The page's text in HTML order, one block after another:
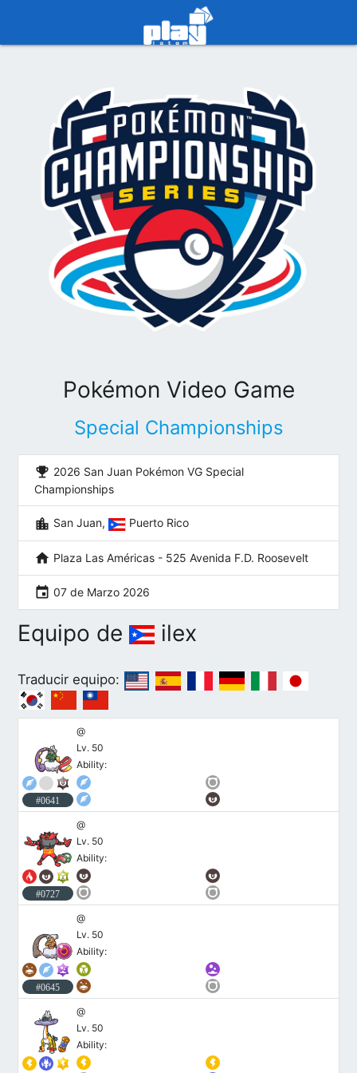
Pokémon Video Game
Special Championships
emoji_events 2026 San Juan Pokémon VG Special
Championships
location_city San Juan, Puerto Rico
home Plaza Las Américas - 525 Avenida F.D. Roosevelt
event 07 de Marzo 2026
Equipo de ilex
Traducir equipo:
#0641
@
Lv. 50
Ability:
#0727
@
Lv. 50
Ability:
#0645
@
Lv. 50
Ability:
@
Lv. 50
Ability: